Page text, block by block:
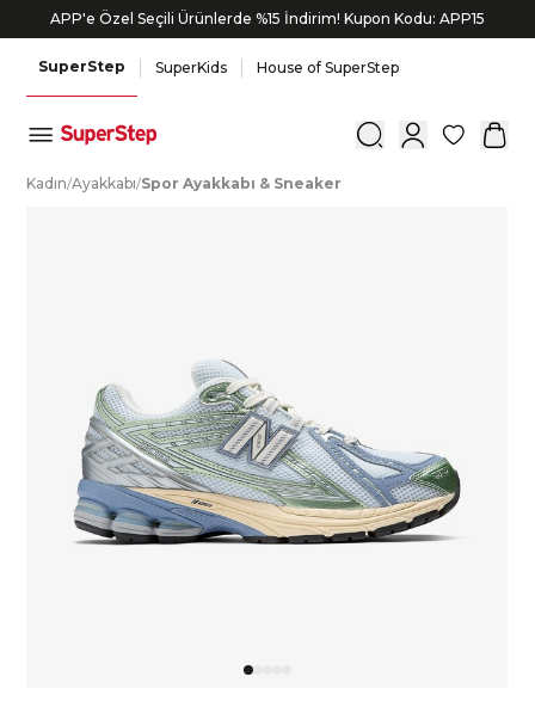
APP'e Özel Seçili Ürünlerde %15 İndirim! Kupon Kodu: APP15
SuperStep SuperKids House of SuperStep
0
Kadın/Ayakkabı/Spor Ayakkabı & Sneaker